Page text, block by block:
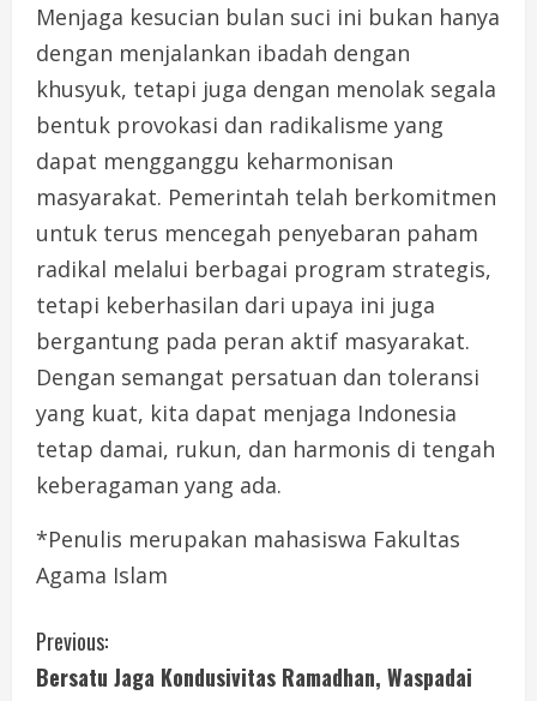
Menjaga kesucian bulan suci ini bukan hanya
dengan menjalankan ibadah dengan
khusyuk, tetapi juga dengan menolak segala
bentuk provokasi dan radikalisme yang
dapat mengganggu keharmonisan
masyarakat. Pemerintah telah berkomitmen
untuk terus mencegah penyebaran paham
radikal melalui berbagai program strategis,
tetapi keberhasilan dari upaya ini juga
bergantung pada peran aktif masyarakat.
Dengan semangat persatuan dan toleransi
yang kuat, kita dapat menjaga Indonesia
tetap damai, rukun, dan harmonis di tengah
keberagaman yang ada.
*Penulis merupakan mahasiswa Fakultas
Agama Islam
C
Previous:
Bersatu Jaga Kondusivitas Ramadhan, Waspadai